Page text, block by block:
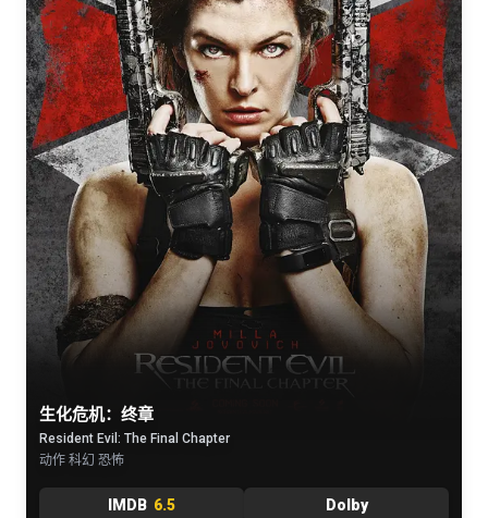
生化危机：终章
Resident Evil: The Final Chapter
动作 科幻 恐怖
IMDB 6.5 Dolby